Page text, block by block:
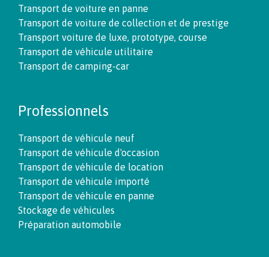
Transport de voiture en panne
Transport de voiture de collection et de prestige
Transport voiture de luxe, prototype, course
Transport de véhicule utilitaire
Transport de camping-car
Professionnels
Transport de véhicule neuf
Transport de véhicule d'occasion
Transport de véhicule de location
Transport de véhicule importé
Transport de véhicule en panne
Stockage de véhicules
Préparation automobile